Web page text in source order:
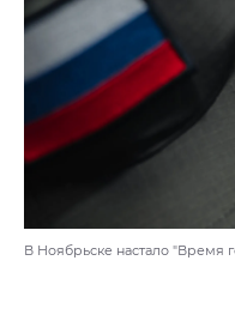
В Ноябрьске настало "Время